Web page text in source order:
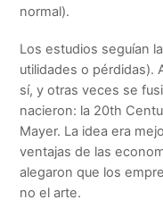
normal).
Los estudios seguían
utilidades o pérdidas).
sí, y otras veces se
nacieron: la 20th
Mayer. La idea era
ventajas de las
alegaron que los
no el arte.